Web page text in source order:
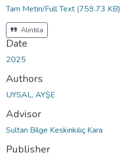
Tam Metin/Full Text (759.73 KB)
Alıntıla
Date
2025
Authors
UYSAL, AYŞE
Advisor
Sultan Bilge Keskinkılıç Kara
Publisher